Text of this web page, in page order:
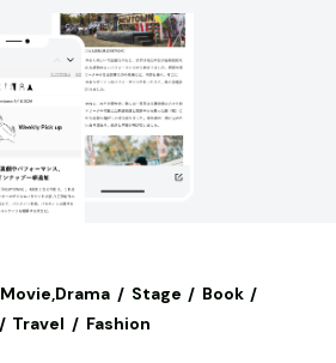
Movie,Drama Stage
Book
Travel Fashion